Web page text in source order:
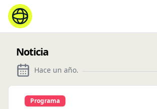
Noticia
Hace un año.
Programa